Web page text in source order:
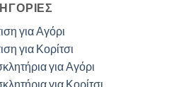
για Αγόρι
για Κορίτσι
για Αγόρι
για Κορίτσι